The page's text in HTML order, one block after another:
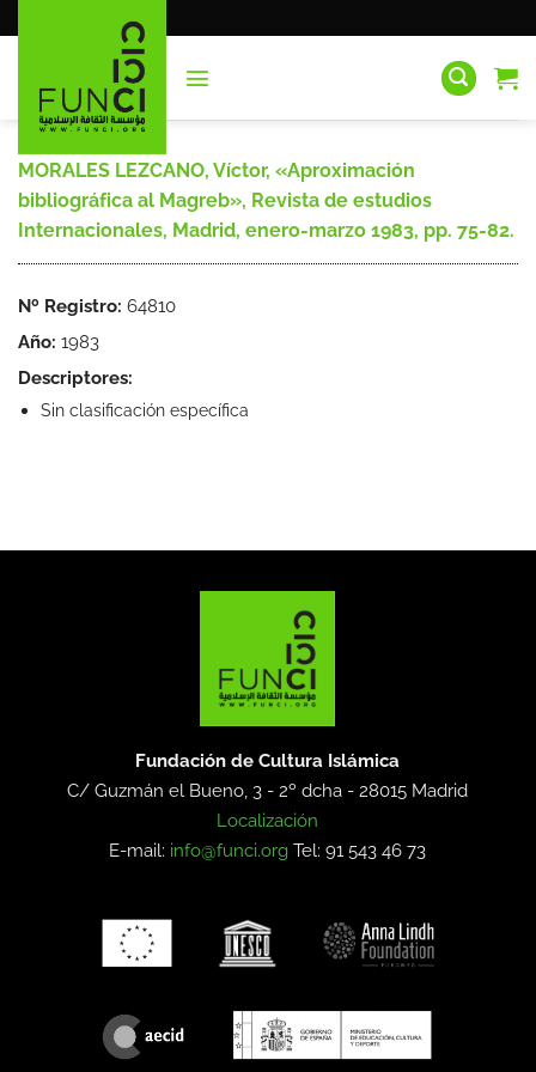
al
MORALES LEZCANO, Víctor, «Aproximación
bibliográfica al Magreb», Revista de estudios
Internacionales, Madrid, enero-marzo 1983, pp. 75-82.
Nº Registro: 64810
Año: 1983
Descriptores:
Sin clasificación específica
Fundación de Cultura Islámica
C/ Guzmán el Bueno, 3 - 2º dcha -28015 Madrid
Localización
E-mail: info@funci.org Tel: 91 543 46 73